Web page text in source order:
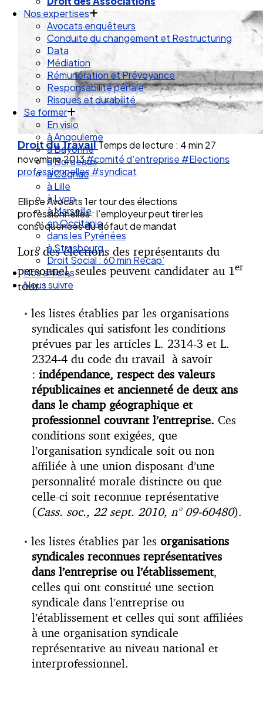
Droit des Associations
Nos expertises
Avocats enquêteurs
Conduite du changement et Restructuring
Data
Médiation
Rémunération et Prévoyance
Responsabilité pénale
Risques et durabilité
Se former
En visio
à Angouleme
à Bayonne
à Bordeaux
à Cognac
à Lille
à Lyon
à Marseille
en Occitanie
dans les Pyrénées
à Strasbourg
Droit Social : 60 min Recap’
Nos articles
Droit du TravailTemps de lecture : 4 min 27
novembre 2013#comité d'entreprise #Elections
professionnelles #syndicat
Ellipse Avocats 1er tour des élections
professionnelles : l’employeur peut tirer les
conséquences du défaut de mandat
Lors des élections des représentants du
personnel, seules peuvent candidater au 1 er
tour :
les listes établies par les organisations
syndicales qui satisfont les conditions
prévues par les articles L. 2314-3 et L.
2324-4 du code du travail à savoir
: indépendance, respect des valeurs
républicaines et ancienneté de deux ans
dans le champ géographique et
professionnel couvrant l’entreprise. Ces
conditions sont exigées, que
l’organisation syndicale soit ou non
affiliée à une union disposant d’une
personnalité morale distincte ou que
celle-ci soit reconnue représentative
(Cass. soc., 22 sept. 2010, n° 09-60480).
les listes établies par les organisations
syndicales reconnues représentatives
dans l’entreprise ou l’établissement,
celles qui ont constitué une section
syndicale dans l’entreprise ou
l’établissement et celles qui sont affiliées
à une organisation syndicale
représentative au niveau national et
interprofessionnel.